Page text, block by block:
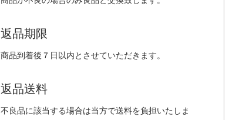
返品期限
商品到着後７日以内とさせていただきます。
返品送料
不良品に該当する場合は当方で送料を負担いたしま